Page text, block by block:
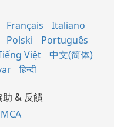
Français
Italiano
Polski
Português
Việt
中文(简体)
हिन्दी
助 & 反饋